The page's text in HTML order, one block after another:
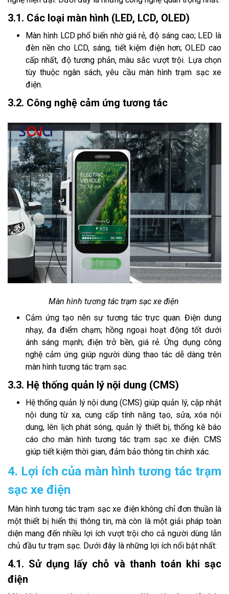
3.1. Các loại màn hình (LED, LCD, OLED)
Màn hình LCD phổ biến nhờ giá rẻ, độ sáng cao; LED là
đèn nền cho LCD, sáng, tiết kiệm điện hơn; OLED cao
cấp nhất, độ tương phản, màu sắc vượt trội. Lựa chọn
tùy thuộc ngân sách, yêu cầu màn hình trạm sạc xe
điện.
3.2. Công nghệ cảm ứng tương tác
Màn hình tương tác trạm sạc xe điện
Cảm ứng tạo nên sự tương tác trực quan. Điện dung
nhạy, đa điểm chạm; hồng ngoại hoạt động tốt dưới
ánh sáng mạnh; điện trở bền, giá rẻ. Ứng dụng công
nghệ cảm ứng giúp người dùng thao tác dễ dàng trên
màn hình tương tác trạm sạc.
3.3. Hệ thống quản lý nội dung (CMS)
Hệ thống quản lý nội dung (CMS) giúp quản lý, cập nhật
nội dung từ xa, cung cấp tính năng tạo, sửa, xóa nội
dung, lên lịch phát sóng, quản lý thiết bị, thống kê báo
cáo cho màn hình tương tác trạm sạc xe điện. CMS
giúp tiết kiệm thời gian, đảm bảo thông tin chính xác.
4. Lợi ích của màn hình tương tác trạm
sạc xe điện
Màn hình tương tác trạm sạc xe điện không chỉ đơn thuần là
một thiết bị hiển thị thông tin, mà còn là một giải pháp toàn
diện mang đến nhiều lợi ích vượt trội cho cả người dùng lẫn
chủ đầu tư trạm sạc. Dưới đây là những lợi ích nổi bật nhất:
4.1. Sử dụng lấy chỗ và thanh toán khi sạc
điện